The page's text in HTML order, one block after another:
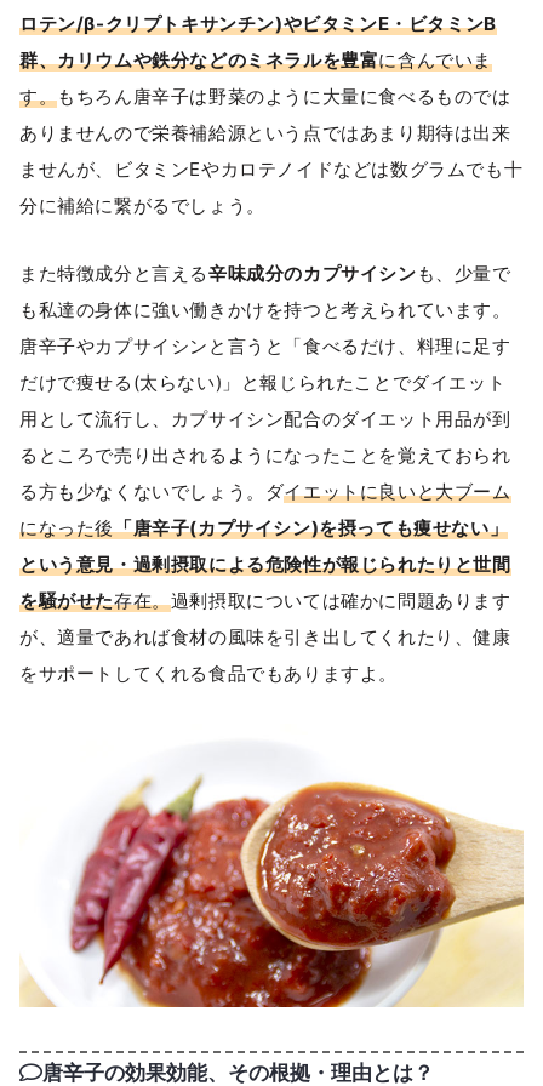
ロテン/β-クリプトキサンチン)やビタミンE・ビタミンB
群、カリウムや鉄分などのミネラルを豊富に含んでいま
す。もちろん唐辛子は野菜のように大量に食べるものでは
ありませんので栄養補給源という点ではあまり期待は出来
ませんが、ビタミンEやカロテノイドなどは数グラムでも十
分に補給に繋がるでしょう。
また特徴成分と言える辛味成分のカプサイシン も、少量で
も私達の身体に強い働きかけを持つと考えられています。
唐辛子やカプサイシンと言うと「食べるだけ、料理に足す
だけで痩せる(太らない)」と報じられたことでダイエット
用として流行し、カプサイシン配合のダイエット用品が到
るところで売り出されるようになったことを覚えておられ
る方も少なくないでしょう。ダイエットに良いと大ブーム
になった後「唐辛子(カプサイシン)を摂っても痩せない」
という意見・過剰摂取による危険性が報じられたりと世間
を騒がせた存在。過剰摂取については確かに問題あります
が、適量であれば食材の風味を引き出してくれたり、健康
をサポートしてくれる食品でもありますよ。
唐辛子の効果効能、その根拠・理由とは？